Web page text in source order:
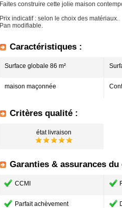
Faites construire cette jolie maison
Prix indicatif : selon le choix des matériaux.
Pan modifiable.
Caractéristiques :
Surface globale 86 m²
maison maçonnée
Critères qualité :
état livraison
Garanties & assurances
CCMI
Parfait achèvement